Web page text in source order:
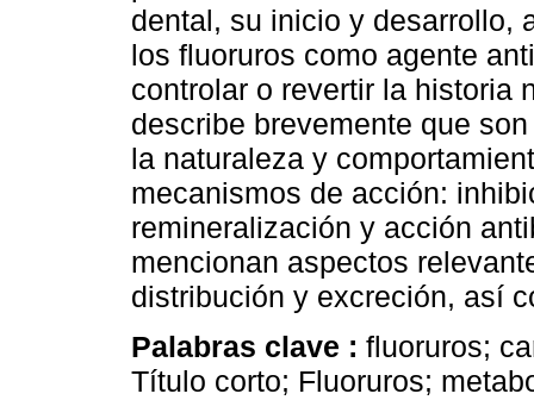
dental, su inicio y desarrollo,
los fluoruros como agente
controlar o revertir la historia
describe brevemente que
la naturaleza y
mecanismos de acción:
remineralización y acción
mencionan aspectos
distribución y excreción, así
Palabras clave : fluoruros;
Título corto; Fluoruros;